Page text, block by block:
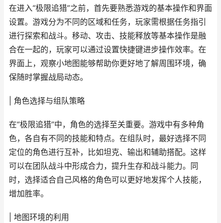
在进入“极限追猎”之前，首先要熟悉游戏的基本操作和界面
设置。游戏分为不同的区域和任务，玩家需根据任务指引
进行探索和战斗。移动、攻击、技能释放等基本操作是融
合在一起的，玩家可以通过设置快捷键进步操作效率。在
界面上，观察小地图能够帮助你更好地了解周围环境，确
保随时掌握战局动态。
| 角色选择与组队策略
在“极限追猎”中，角色的选择至关重要。游戏中有多种角
色，各自有不同的技能和特点。在组队时，最好选择不同
定位的角色进行互补，比如坦克、输出和辅助搭配。这样
可以在团队战斗中形成合力，提升生存和战斗能力。同
时，选择适合自己风格的角色可以更好地发挥个人技能，
增加胜率。
| 地图环境的利用